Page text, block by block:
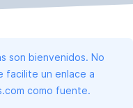
son bienvenidos. No
facilite un enlace a
como fuente.